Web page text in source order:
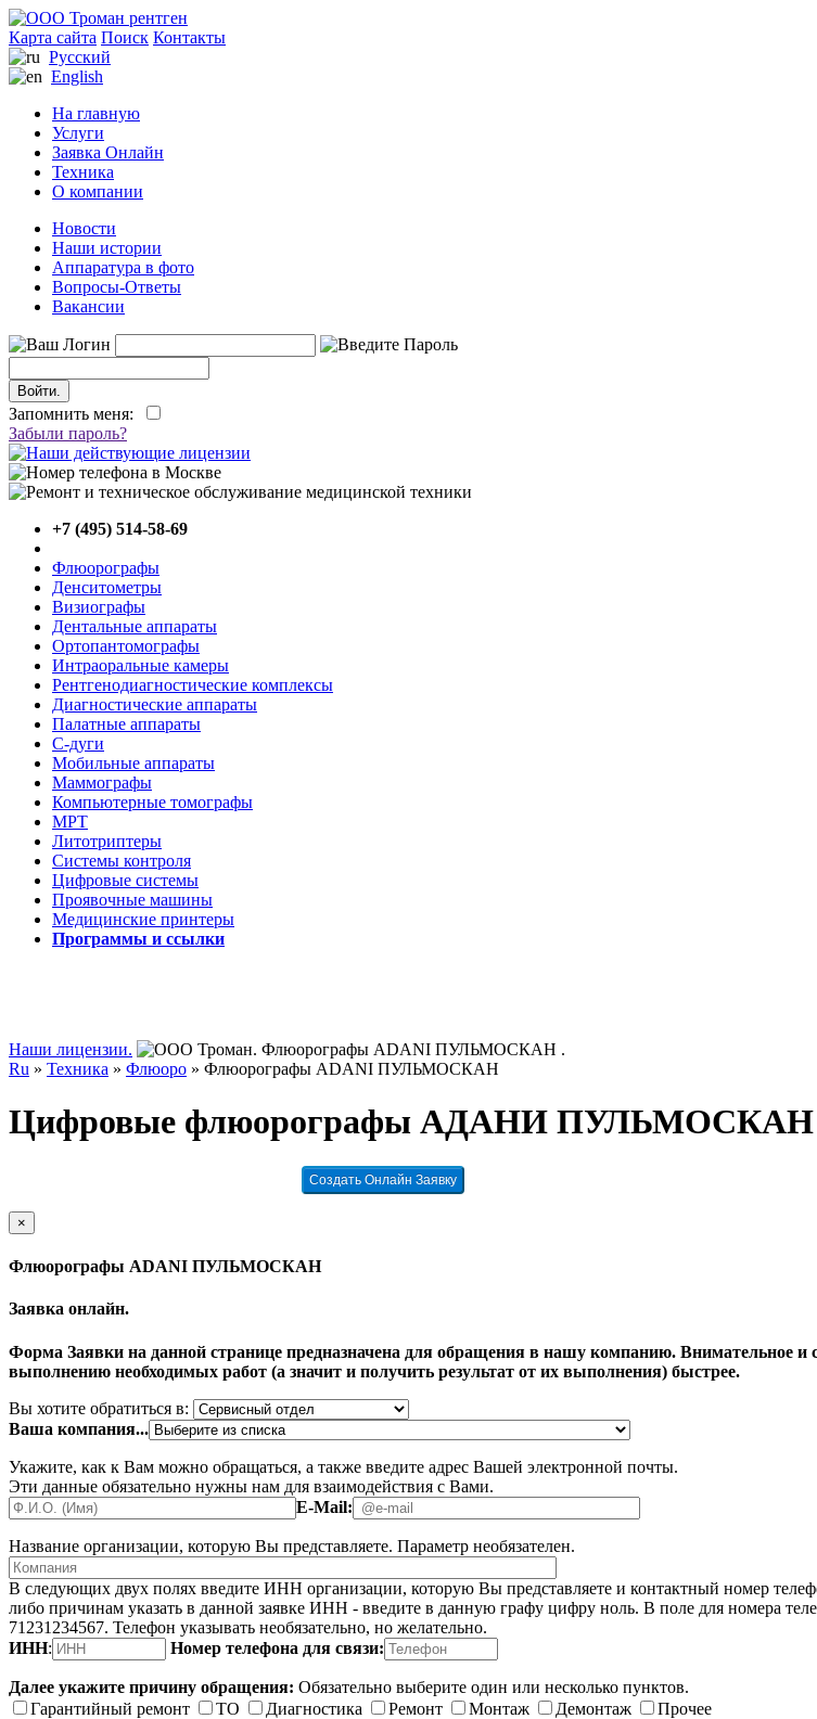
Карта сайта Поиск Контакты
Русский
English
На главную
Услуги
Заявка Онлайн
Техника
О компании
Новости
Наши истории
Аппаратура в фото
Вопросы-Ответы
Вакансии
Запомнить меня:
Забыли пароль?
+7 (495) 514-58-69
Флюорографы
Денситометры
Визиографы
Дентальные аппараты
Ортопантомографы
Интраоральные камеры
Рентгенодиагностические комплексы
Диагностические аппараты
Палатные аппараты
C-дуги
Мобильные аппараты
Маммографы
Компьютерные томографы
МРТ
Литотриптеры
Системы контроля
Цифровые системы
Проявочные машины
Медицинские принтеры
Программы и ссылки
Наши лицензии.
Ru » Техника » Флюоро » Флюорографы ADANI ПУЛЬМОСКАН
Цифровые флюорографы АДАНИ ПУЛЬМОСКАН
Создать Онлайн Заявку
×
Флюорографы ADANI ПУЛЬМОСКАН
Заявка онлайн.
Форма Заявки на данной странице предназначена для обращения в нашу компанию. Внимательное и
выполнению необходимых работ (а значит и получить результат от их выполнения) быстрее.
Вы хотите обратиться в:
Ваша компания...
Укажите, как к Вам можно обращаться, а также введите адрес Вашей электронной почты.
Эти данные обязательно нужны нам для взаимодействия с Вами.
E-Mail:
Название организации, которую Вы представляете. Параметр необязателен.
В следующих двух полях введите ИНН организации, которую Вы представляете и контактный номер
либо причинам указать в данной заявке ИНН - введите в данную графу цифру ноль. В поле для номера
71231234567. Телефон указывать необязательно, но желательно.
ИНН: Номер телефона для связи:
Далее укажите причину обращения: Обязательно выберите один или несколько пунктов.
Гарантийный ремонт
ТО Диагностика Ремонт Монтаж Демонтаж Прочее